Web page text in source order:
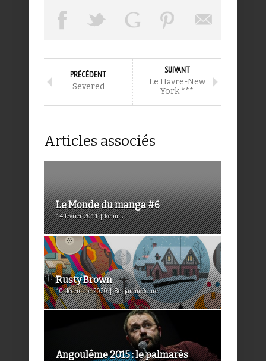
PRÉCÉDENT
Severed
SUIVANT
Le Havre-New
York ***
Articles associés
Le Monde du manga #6
14 février 2011 | Rémi I.
Rusty Brown
10 décembre 2020 | Benjamin Roure
Angoulême 2015 : le palmarès